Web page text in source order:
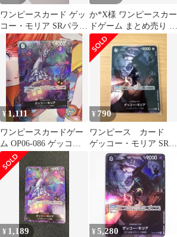
ワンピースカード ゲッ
コー・モリア SRパラレ
ル
か*X様 ワンピースカー
ドゲーム まとめ売り 6
枚セット
¥1,111
ワンピースカードゲー
ム OP06-086 ゲッコ
ー・モリア パラレル
¥ 790
ワンピース カード
ゲッコー・モリア SRパ
ラレル
¥ 1,189 ¥5,280